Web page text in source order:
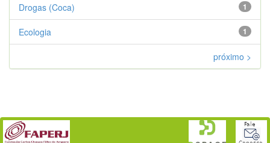
1
Drogas (Coca)
1
Ecologia
próximo >